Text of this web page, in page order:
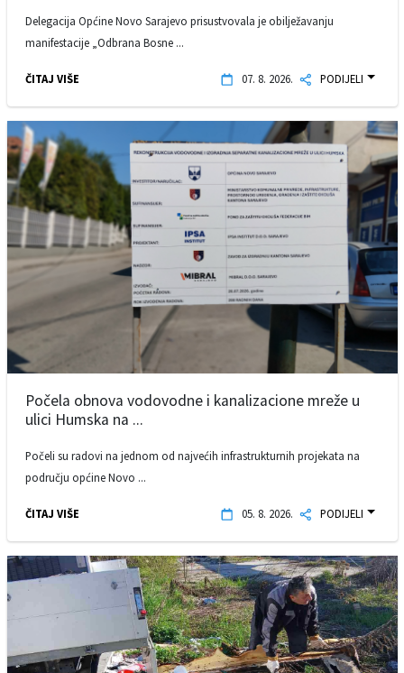
Delegacija Općine Novo Sarajevo prisustvovala je obilježavanju
manifestacije „Odbrana Bosne ...
ČITAJ VIŠE 07. 8. 2026. PODIJELI
Počela obnova vodovodne i kanalizacione mreže u
ulici Humska na ...
Počeli su radovi na jednom od najvećih infrastrukturnih projekata na
području općine Novo ...
ČITAJ VIŠE 05. 8. 2026. PODIJELI